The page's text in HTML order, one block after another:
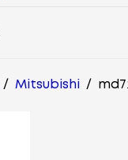
/ Mitsubishi /